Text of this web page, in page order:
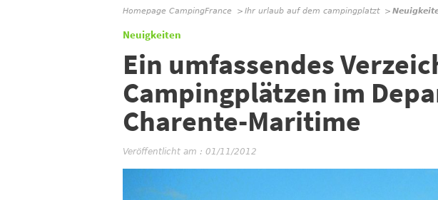
Homepage CampingFrance Ihr urlaub auf dem campingplatzt
Neuigkeiten
Ein umfassendes
Campingplätzen im
Charente-Maritime
Veröffentlicht am : 01/11/2012